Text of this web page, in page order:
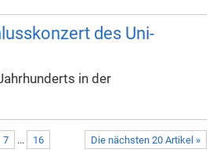
des Uni-
in der
Die nächsten 20 Artikel »
7 ... 16